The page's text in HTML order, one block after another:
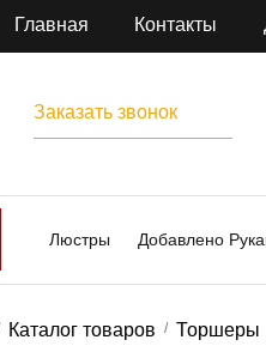
Главная Контакты
Заказать звонок
Люстры Добавлено
Каталог товаров Торшеры